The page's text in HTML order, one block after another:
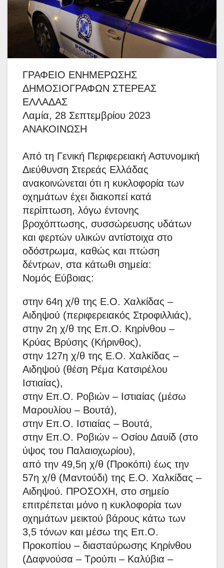
ΓΡΑΦΕΙΟ ΕΝΗΜΕΡΩΣΗΣ
ΔΗΜΟΣΙΟΓΡΑΦΩΝ ΣΤΕΡΕΑΣ
ΕΛΛΑΔΑΣ
Λαμία, 28 Σεπτεμβρίου 2023
ΑΝΑΚΟΙΝΩΣΗ
Από τη Γενική Περιφερειακή Αστυνομική
Διεύθυνση Στερεάς Ελλάδας
ανακοινώνεται ότι η κυκλοφορία των
οχημάτων έχει διακοπεί κατά
περίπτωση, λόγω έντονης
βροχόπτωσης, συσσώρευσης υδάτων
και φερτών υλικών αντίστοιχα στο
οδόστρωμα, καθώς και πτώση
δέντρων, στα κάτωθι σημεία:
Νομός Εύβοιας:
στην 64η χ/θ της Ε.Ο. Χαλκίδας –
Αιδηψού (περιφερειακός Στροφιλλιάς),
στην 2η χ/θ της Επ.Ο. Κηρίνθου –
Κρύας Βρύσης (Κήρινθος),
στην 127η χ/θ της Ε.Ο. Χαλκίδας –
Αιδηψού (θέση Ρέμα Κατσιρέλου
Ιστιαίας),
στην Επ.Ο. Ροβιών – Ιστιαίας (μέσω
Μαρουλίου – Βουτά),
στην Επ.Ο. Ιστιαίας – Βουτά,
στην Επ.Ο. Ροβιών – Οσίου Δαυίδ (στο
ύψος του Παλαιοχωρίου),
από την 49,5η χ/θ (Προκόπι) έως την
57η χ/θ (Μαντούδι) της Ε.Ο. Χαλκίδας –
Αιδηψού. ΠΡΟΣΟΧΗ, στο σημείο
επιτρέπεται μόνο η κυκλοφορία των
οχημάτων μεικτού βάρους κάτω των
3,5 τόνων και μέσω της Επ.Ο.
Προκοπίου – διασταύρωσης Κηρίνθου
(Δαφνούσα – Τρούπι – Καλύβια –